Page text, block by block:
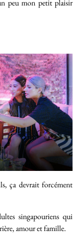
peu mon petit plaisir
ça devrait forcément
singapouriens qui
amour et famille.